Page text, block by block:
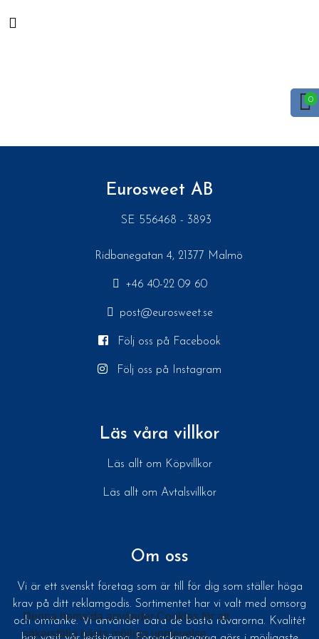
Denna hemsida använder Cookies för att
säkerställa bästa möjliga upplevelse.
Eurosweet AB
SE 556468 - 3893
Ridbanegatan 4, 21377 Malmö
+46 40-22 09 60
post@eurosweet.se
Följ oss på Facebook
Följ oss på Instagram
Läs våra villkor
Läs allt om Köpvillkor
Läs allt om Avtalsvillkor
Om oss
Vi är ett svenskt företag som är till för dig som ställer höga
krav på ditt reklamgodis. Sortimentet har vi valt med omsorg
och omtanke. Vi använder bara de bästa råvarorna. Kvalitét